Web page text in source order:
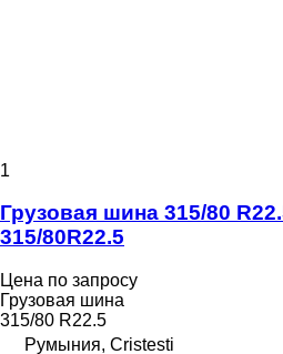
1
Грузовая шина 315/80
315/80R22.5
Цена по запросу
Грузовая шина
315/80 R22.5
Румыния, Cristesti